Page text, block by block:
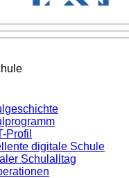
Profil
digitale Schule
Schulalltag